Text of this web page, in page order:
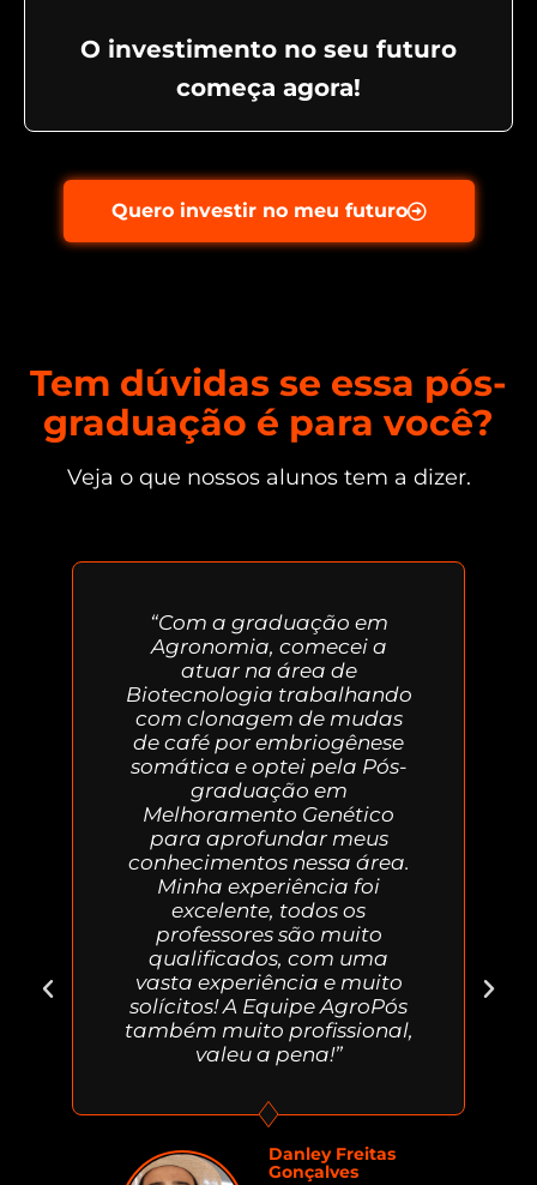
O investimento no seu futuro
começa agora!​
Quero investir no meu futuro
Tem dúvidas se essa pós-
graduação é para você?
Veja o que nossos alunos tem a dizer.
“Com a graduação em
Agronomia, comecei a
atuar na área de
Biotecnologia trabalhando
com clonagem de mudas
de café por embriogênese
somática e optei pela Pós-
graduação em
Melhoramento Genético
para aprofundar meus
conhecimentos nessa área.
Minha experiência foi
excelente, todos os
professores são muito
qualificados, com uma
vasta experiência e muito
solícitos! A Equipe AgroPós
também muito profissional,
valeu a pena!”
Danley Freitas
Gonçalves